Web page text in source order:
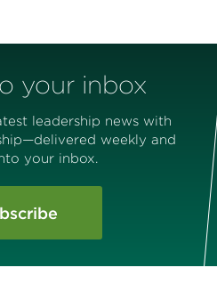
your inbox
leadership news with
weekly and
your inbox.